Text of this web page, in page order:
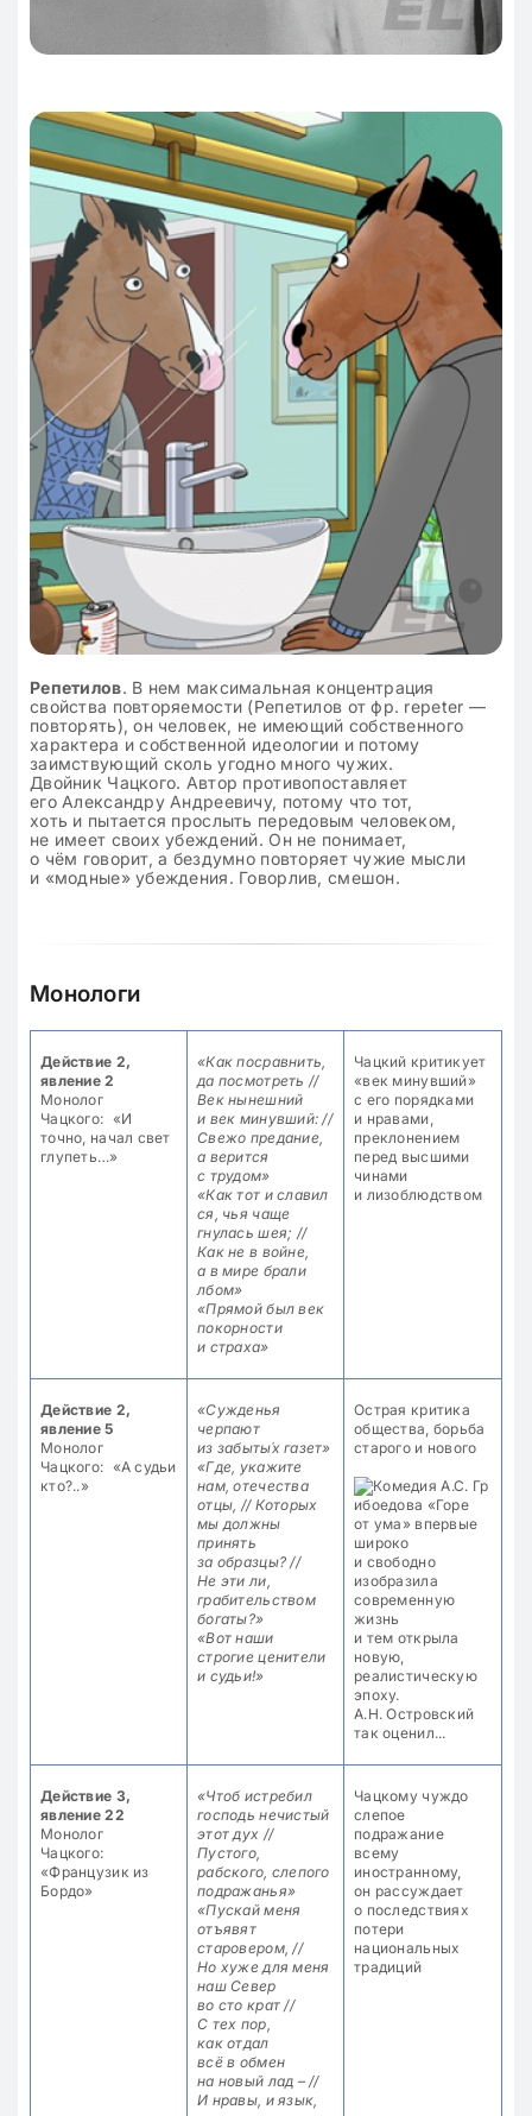
Репетилов. В нем максимальная концентрация
свойства повторяемости (Репетилов от фр. repeter —
повторять), он человек, не имеющий собственного
характера и собственной идеологии и потому
заимствующий сколь угодно много чужих.
Двойник Чацкого. Автор противопоставляет
его Александру Андреевичу, потому что тот,
хоть и пытается прослыть передовым человеком,
не имеет своих убеждений. Он не понимает,
о чём говорит, а бездумно повторяет чужие мысли
и «модные» убеждения. Говорлив, смешон.
Монологи
Действие 2,
явление 2
Монолог
Чацкого: «И
точно, начал свет
глупеть…»
«Как посравнить,
да посмотреть //
Век нынешний
и век минувший: //
Свежо предание,
а верится
с трудом»
«Как тот и славил
ся, чья чаще
гнулась шея; //
Как не в войне,
а в мире брали
лбом»
«Прямой был век
покорности
и страха»
Чацкий критикует
«век минувший»
с его порядками
и нравами,
преклонением
перед высшими
чинами
и лизоблюдством
Действие 2,
явление 5
Монолог
Чацкого: «А судьи
кто?..»
«Сужденья
черпают
из забыты́х газет»
«Где, укажите
нам, отечества
отцы, // Которых
мы должны
принять
за образцы? //
Не эти ли,
грабительством
богаты?»
«Вот наши
строгие ценители
и судьи!»
Острая критика
общества, борьба
старого и нового
Действие 3,
явление 22
Монолог
Чацкого:
«Французик из
Бордо»
«Чтоб истребил
господь нечистый
этот дух //
Пустого,
рабского, слепого
подражанья»
«Пускай меня
отъявят
старовером, //
Но хуже для меня
наш Север
во сто крат //
С тех пор,
как отдал
всё в обмен
на новый лад – //
И нравы, и язык,
Чацкому чуждо
слепое
подражание
всему
иностранному,
он рассуждает
о последствиях
потери
национальных
традиций